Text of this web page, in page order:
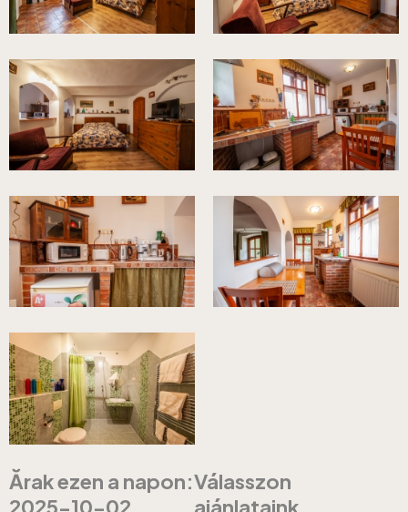
Ărak ezen a napon:
2025-10-02
Válasszon
ajánlataink